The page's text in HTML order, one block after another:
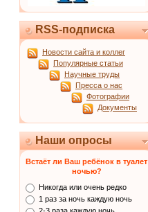
RSS-подписка
Новости сайта и коллег
Популярные статьи
Научные труды
Пресса о нас
Фотографии
Документы
Наши опросы
Встаёт ли Ваш ребёнок в туалет
ночью?
Никогда или очень редко
1 раз за ночь каждую ночь